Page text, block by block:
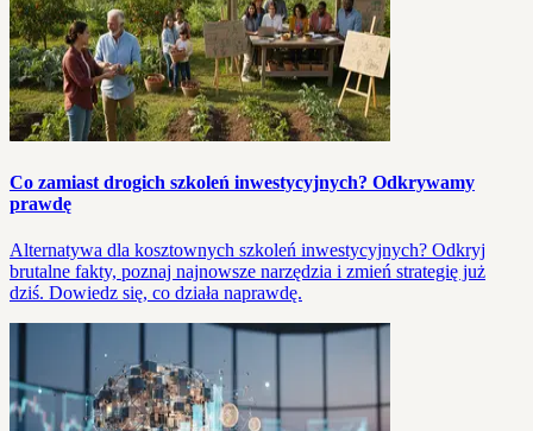
Co zamiast drogich szkoleń inwestycyjnych? Odkrywamy
prawdę
Alternatywa dla kosztownych szkoleń inwestycyjnych? Odkryj
brutalne fakty, poznaj najnowsze narzędzia i zmień strategię już
dziś. Dowiedz się, co działa naprawdę.